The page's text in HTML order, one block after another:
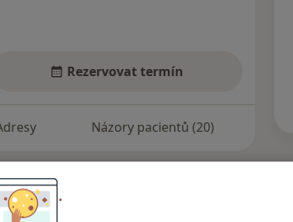
Rezervovat termín
Názory pacientů (20)